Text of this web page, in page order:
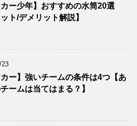
カー少年】おすすめの水筒20選
ット/デメリット解説】
23
カー】強いチームの条件は4つ【あ
ームは当てはまる？】